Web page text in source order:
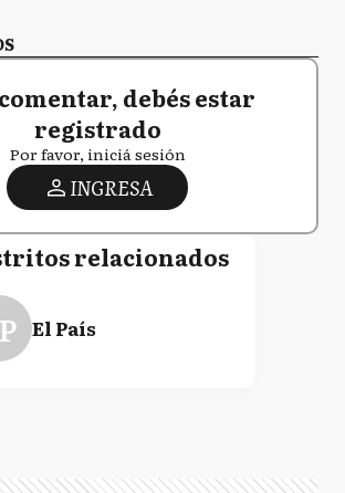
debés estar
registrado
Por favor, iniciá sesión
INGRESA
relacionados
El País